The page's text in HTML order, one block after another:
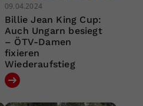
09.04.2024
Billie Jean King Cup:
Auch Ungarn besiegt
– ÖTV-Damen
fixieren
Wiederaufstieg